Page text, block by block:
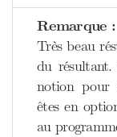
Remarque :
Très beau
du
notion pour
êtes en
au